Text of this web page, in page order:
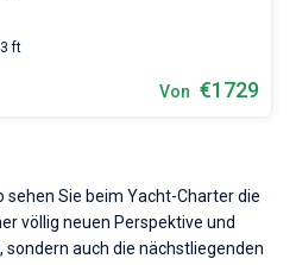
ft
Von €1729
sehen Sie beim Yacht-Charter die
völlig neuen Perspektive und
sondern auch die nächstliegenden